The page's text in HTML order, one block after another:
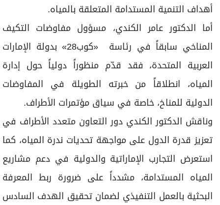
أهداف التنمية المستدامة المتعلقة بالمياه.
أما الدكتور عامر الكندي، مسؤول مفاوضات التكيف
المناخي سابقاً في رئاسة «كوب28» بدولة الإمارات
العربية المتحدة، فقد قدّم منظوراً دولياً حول إدارة
المياه، انطلاقاً من خبرته الطويلة في المفاوضات
الدولية للمناخ، خاصة في سياق مؤتمرات الأطراف.
وناقش الدكتور الكندي دور التعاون متعدد الأطراف في
تعزيز قدرة الدول على مواجهة تحديات ندرة المياه، كما
استعرض التجارب الإماراتية والدولية في دعم مشاريع
المياه المستدامة، مشدداً على ضرورة ربط المعرفة
البحثية بالعمل التنفيذي لضمان تحقيق الهدف السادس